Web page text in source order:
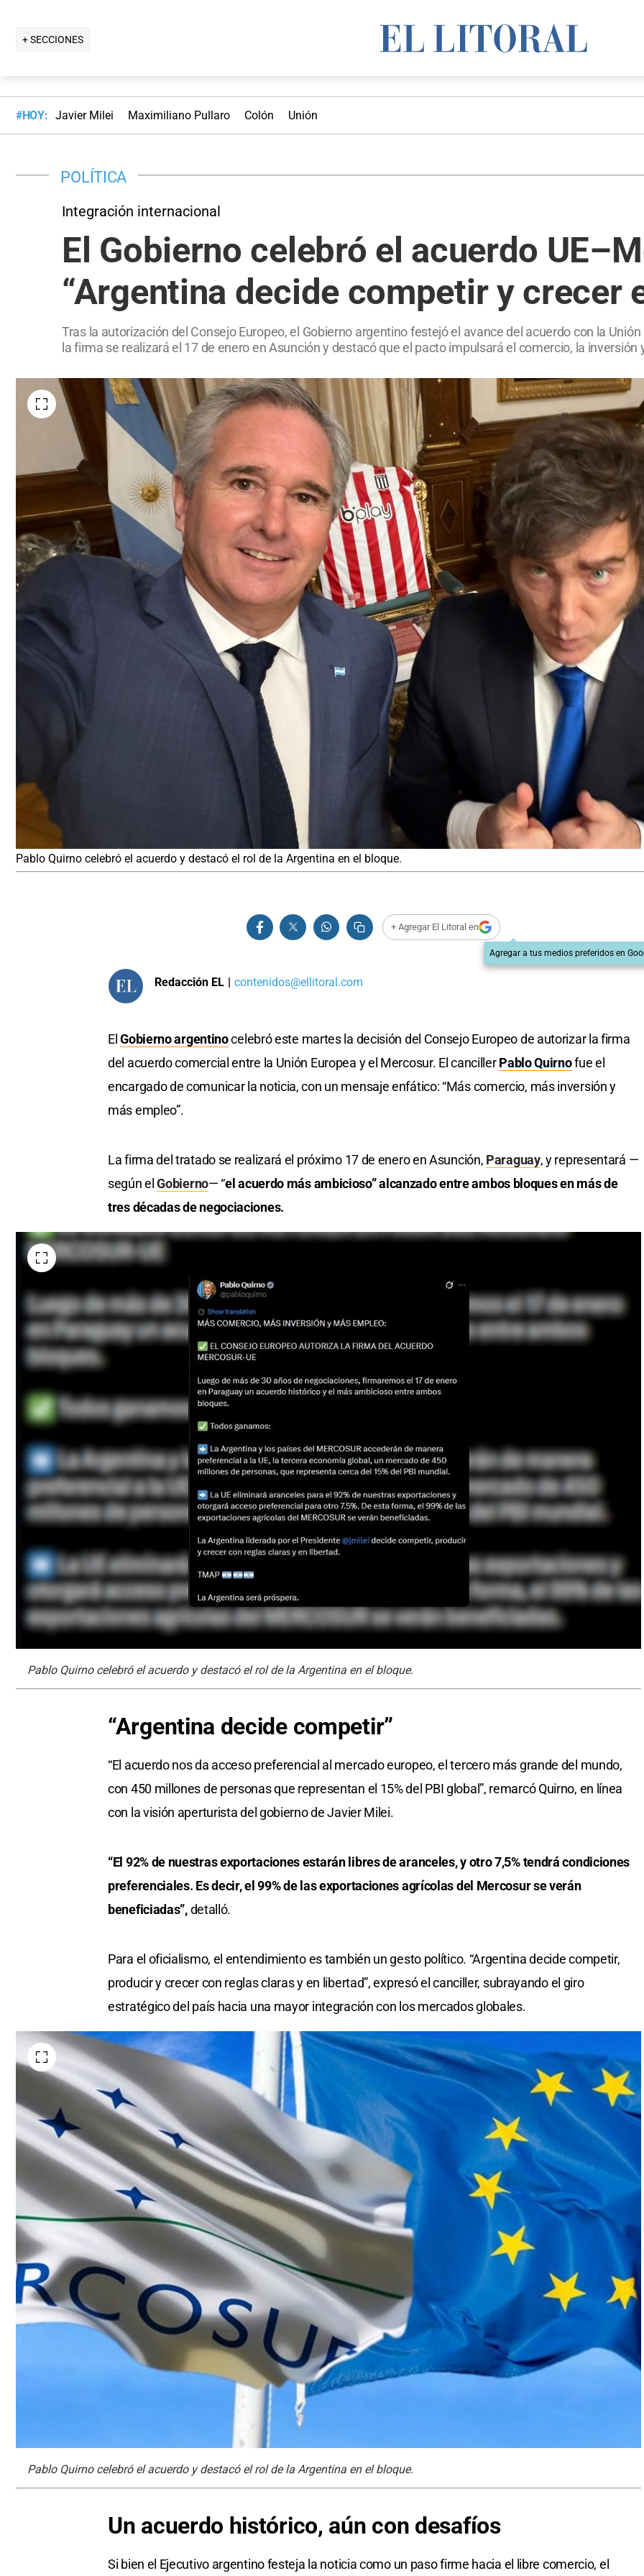
+ SECCIONES
#HOY: Javier Milei Maximiliano Pullaro Colón Unión
POLÍTICA
Integración internacional
El Gobierno celebró el acuerdo
“Argentina decide competir y crecer
Tras la autorización del Consejo Europeo, el Gobierno argentino festejó el avance del acuerdo con la
la firma se realizará el 17 de enero en Asunción y destacó que el pacto impulsará el comercio, la inversión
Pablo Quirno celebró el acuerdo y destacó el rol de la Argentina en el bloque.
+ Agregar El Litoral en
Agregar a tus medios preferidos en
Redacción EL | contenidos@ellitoral.com
ElGobierno argentinocelebró este martes la decisión del Consejo Europeo de autorizar la firma
del acuerdo comercial entre la Unión Europea y el Mercosur. El cancillerPablo Quirnofue el
encargado de comunicar la noticia, con un mensaje enfático: “Más comercio, más inversión y
más empleo”.
La firma del tratado se realizará el próximo 17 de enero en Asunción, Paraguay, y representará —
según elGobierno— “el acuerdo más ambicioso” alcanzado entre ambos bloques en más de
tres décadas de negociaciones.
Pablo Quirno celebró el acuerdo y destacó el rol de la Argentina en el bloque.
“Argentina decide competir”
“El acuerdo nos da acceso preferencial al mercado europeo, el tercero más grande del mundo,
con 450 millones de personas que representan el 15% del PBI global”, remarcó Quirno, en línea
con la visión aperturista del gobierno de Javier Milei.
“El 92% de nuestras exportaciones estarán libres de aranceles, y otro 7,5% tendrá condiciones
preferenciales. Es decir, el 99% de las exportaciones agrícolas del Mercosur se verán
beneficiadas”,detalló.
Para el oficialismo, el entendimiento es también un gesto político. “Argentina decide competir,
producir y crecer con reglas claras y en libertad”, expresó el canciller, subrayando el giro
estratégico del país hacia una mayor integración con los mercados globales.
Pablo Quirno celebró el acuerdo y destacó el rol de la Argentina en el bloque.
Un acuerdo histórico, aún con desafíos
Si bien el Ejecutivo argentino festeja la noticia como un paso firme hacia el libre comercio, el